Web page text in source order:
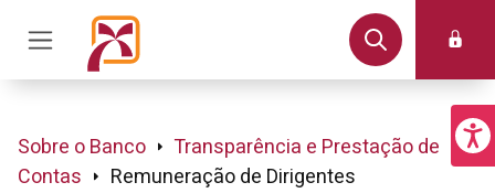
Sobre o Banco
Transparência e Prestação de
Contas
Remuneração de Dirigentes